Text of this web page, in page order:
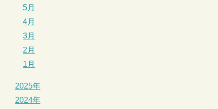
5月
4月
3月
2月
1月
2025年
2024年